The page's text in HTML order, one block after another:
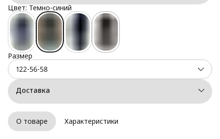
Цвет: Темно-синий
Размер
122-56-58
Доставка
О товаре Характеристики